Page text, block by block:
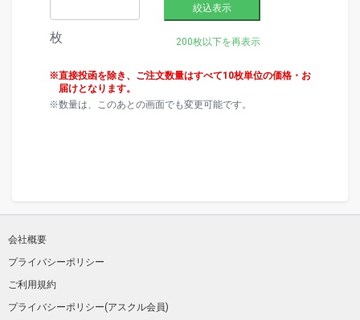
枚
絞込表示
200枚以下を再表示
直接投函を除き、ご注文数量はすべて10枚単位の価格・お
届けとなります。
数量は、このあとの画面でも変更可能です。
会社概要
プライバシーポリシー
ご利用規約
プライバシーポリシー(アスクル会員)